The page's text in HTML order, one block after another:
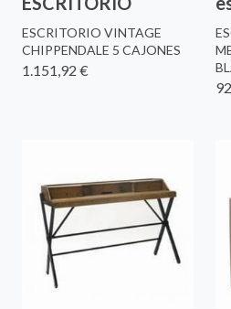
ESCRITORIO VINTAGE
CHIPPENDALE 5 CAJONES
1.151,92 €